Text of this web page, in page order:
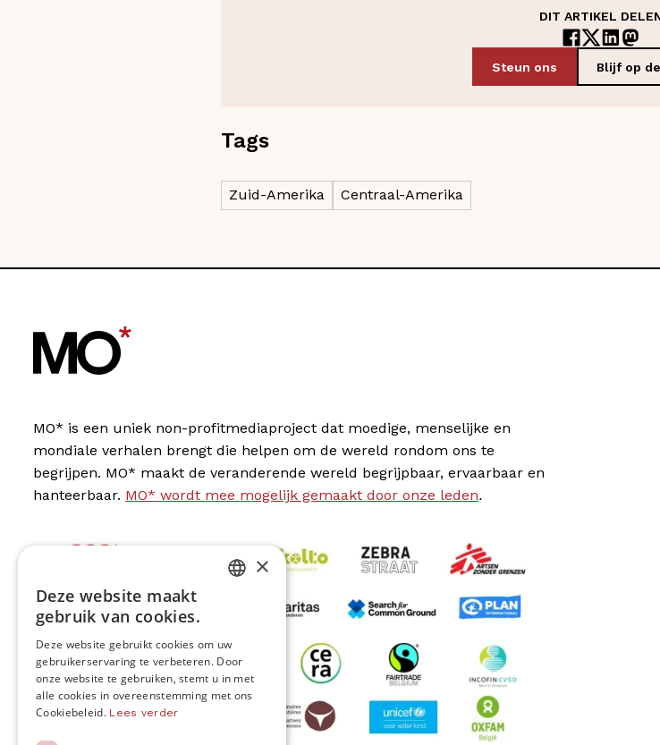
DIT ARTIKEL
Steun ons Blijf op
Tags
Zuid-Amerika Centraal-Amerika
MO* is een uniek non-profitmediaproject dat moedige, menselijke en
mondiale verhalen brengt die helpen om de wereld rondom ons te
begrijpen. MO* maakt de veranderende wereld begrijpbaar, ervaarbaar en
hanteerbaar. MO* wordt mee mogelijk gemaakt door onze leden.
ENGLISH
×
Deze website maakt
gebruik van cookies.
Deze website gebruikt cookies om uw
gebruikerservaring te verbeteren. Door
onze website te gebruiken, stemt u in met
alle cookies in overeenstemming met ons
Cookiebeleid. Lees verder